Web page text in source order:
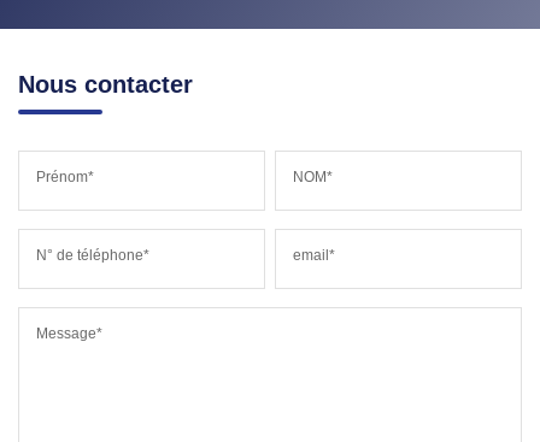
Nous contacter
Prénom* NOM*
N° de téléphone* email*
Message*